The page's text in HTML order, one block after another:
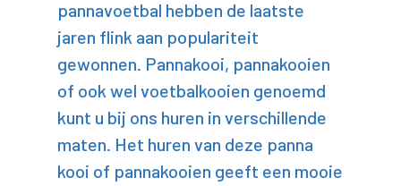
pannavoetbal hebben de laatste
jaren flink aan populariteit
gewonnen. Pannakooi, pannakooien
of ook wel voetbalkooien genoemd
kunt u bij ons huren in verschillende
maten. Het huren van deze panna
kooi of pannakooien geeft een mooie